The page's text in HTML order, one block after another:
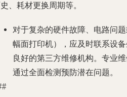
、耗材更换周期等。
对于复杂的硬件故障、电路问
幅面打印机），应及时联系设
良好的第三方维修机构。专业
通过全面检测预防潜在问题。